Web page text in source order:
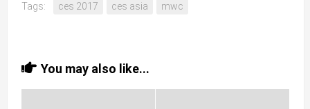
Tags: ces 2017 ces asia mwc
You may also like...